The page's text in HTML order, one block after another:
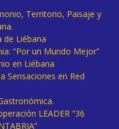
Territorio, Paisaje y
de Liébana
“Por un Mundo Mejor”
en Liébana
Sensaciones en Red
LEADER “36